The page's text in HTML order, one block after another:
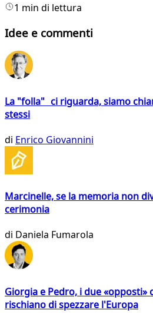
1 min di lettura
Idee e commenti
La "folla" ci riguarda, siamo
stessi
di Enrico Giovannini
Marcinelle, se la memoria non
cerimonia
di Daniela Fumarola
Giorgia e Pedro, i due «opposti»
rischiano di spezzare l'Europa